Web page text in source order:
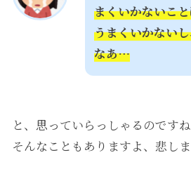
まくいかないこ
うまくいかない
なあ…
と、思っていらっしゃるのです
そんなこともありますよ、悲し